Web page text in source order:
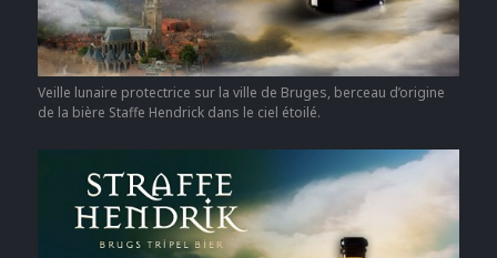
Veille lunaire protectrice sur la ville de Bruges, berceau d’origine
de la bière Staffe Hendrick dans le ciel étoilé.